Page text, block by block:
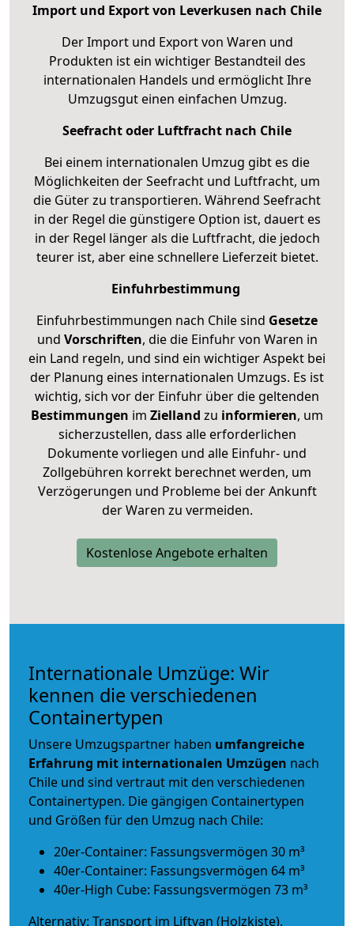
Import und Export von Leverkusen nach Chile
Der Import und Export von Waren und
Produkten ist ein wichtiger Bestandteil des
internationalen Handels und ermöglicht Ihre
Umzugsgut einen einfachen Umzug.
Seefracht oder Luftfracht nach Chile
Bei einem internationalen Umzug gibt es die
Möglichkeiten der Seefracht und Luftfracht, um
die Güter zu transportieren. Während Seefracht
in der Regel die günstigere Option ist, dauert es
in der Regel länger als die Luftfracht, die jedoch
teurer ist, aber eine schnellere Lieferzeit bietet.
Einfuhrbestimmung
Einfuhrbestimmungen nach Chile sind Gesetze
und Vorschriften, die die Einfuhr von Waren in
ein Land regeln, und sind ein wichtiger Aspekt bei
der Planung eines internationalen Umzugs. Es ist
wichtig, sich vor der Einfuhr über die geltenden
Bestimmungen im Zielland zu informieren, um
sicherzustellen, dass alle erforderlichen
Dokumente vorliegen und alle Einfuhr- und
Zollgebühren korrekt berechnet werden, um
Verzögerungen und Probleme bei der Ankunft
der Waren zu vermeiden.
Kostenlose Angebote erhalten
Internationale Umzüge: Wir
kennen die verschiedenen
Containertypen
Unsere Umzugspartner haben umfangreiche
Erfahrung mit internationalen Umzügen nach
Chile und sind vertraut mit den verschiedenen
Containertypen. Die gängigen Containertypen
und Größen für den Umzug nach Chile:
20er-Container: Fassungsvermögen 30 m³
40er-Container: Fassungsvermögen 64 m³
40er-High Cube: Fassungsvermögen 73 m³
Alternativ: Transport im Liftvan (Holzkiste).